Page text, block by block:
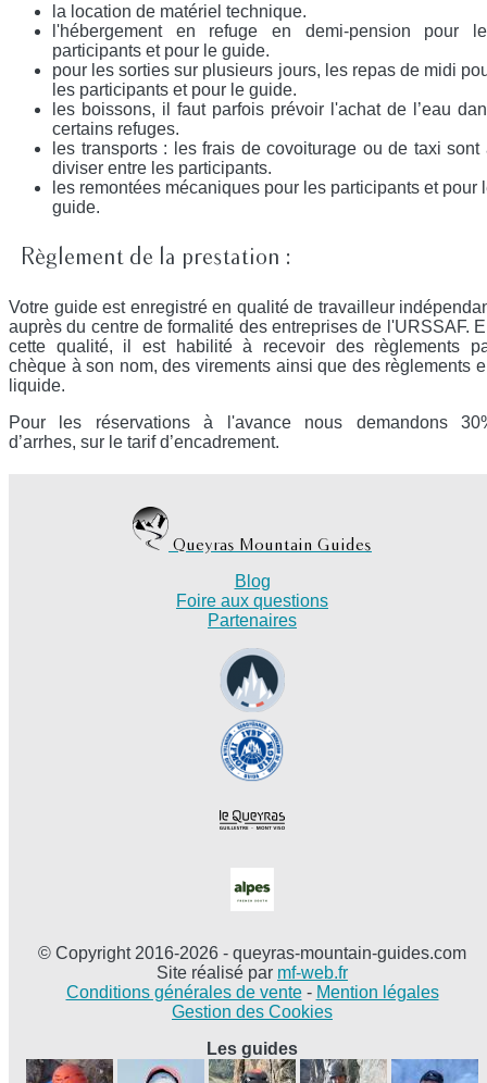
la location de matériel technique.
l'hébergement en refuge en demi-pension pour
participants et pour le guide.
pour les sorties sur plusieurs jours, les repas de midi
les participants et pour le guide.
les boissons, il faut parfois prévoir l'achat de l’eau
certains refuges.
les transports : les frais de covoiturage ou de taxi sont
diviser entre les participants.
les remontées mécaniques pour les participants et pour
guide.
Règlement de la prestation :
Votre guide est enregistré en qualité de travailleur
auprès du centre de formalité des entreprises de l'URSSAF.
cette qualité, il est habilité à recevoir des règlements
chèque à son nom, des virements ainsi que des règlements
liquide.
Pour les réservations à l'avance nous demandons
d’arrhes, sur le tarif d’encadrement.
Queyras Mountain Guides
Blog
Foire aux questions
Partenaires
© Copyright 2016-2026 - queyras-mountain-guides.com
Site réalisé par mf-web.fr
Conditions générales de vente- Mention légales
Gestion des Cookies
Les guides